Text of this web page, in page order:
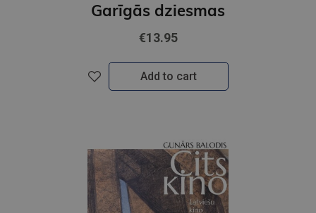
Garīgās dziesmas
€13.95
Add to cart